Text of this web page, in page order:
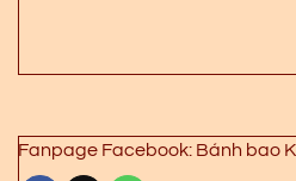
Fanpage Facebook: Bánh bao